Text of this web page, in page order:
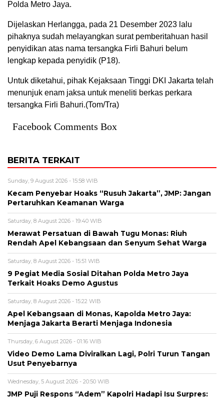
Polda Metro Jaya.
Dijelaskan Herlangga, pada 21 Desember 2023 lalu
pihaknya sudah melayangkan surat pemberitahuan hasil
penyidikan atas nama tersangka Firli Bahuri belum
lengkap kepada penyidik (P18).
Untuk diketahui, pihak Kejaksaan Tinggi DKI Jakarta telah
menunjuk enam jaksa untuk meneliti berkas perkara
tersangka Firli Bahuri.(Tom/Tra)
Facebook Comments Box
BERITA TERKAIT
Sunday, 9 August 2026 - 15:58 WIB
Kecam Penyebar Hoaks “Rusuh Jakarta”, JMP: Jangan
Pertaruhkan Keamanan Warga
Saturday, 8 August 2026 - 19:40 WIB
Merawat Persatuan di Bawah Tugu Monas: Riuh
Rendah Apel Kebangsaan dan Senyum Sehat Warga
Saturday, 8 August 2026 - 15:51 WIB
9 Pegiat Media Sosial Ditahan Polda Metro Jaya
Terkait Hoaks Demo Agustus
Saturday, 8 August 2026 - 15:22 WIB
Apel Kebangsaan di Monas, Kapolda Metro Jaya:
Menjaga Jakarta Berarti Menjaga Indonesia
Thursday, 6 August 2026 - 01:16 WIB
Video Demo Lama Diviralkan Lagi, Polri Turun Tangan
Usut Penyebarnya
Wednesday, 5 August 2026 - 20:50 WIB
JMP Puji Respons “Adem” Kapolri Hadapi Isu Surpres: